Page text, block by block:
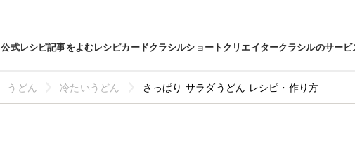
公式レシピ記事をよむレシピカードクラシルショートクリエイタークラシルのサービ
うどん 冷たいうどん さっぱり サラダうどん レシピ・作り方